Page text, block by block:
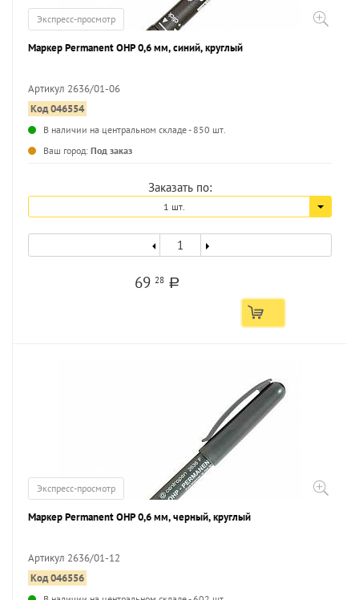
Экспресс-просмотр
Маркер Permanent OHP 0,6 мм, синий, круглый
Артикул 2636/01-06
Код 046554
В наличии на центральном складе - 850 шт.
Ваш город: Под заказ
Заказать по:
1 шт.
6928 a
Экспресс-просмотр
Маркер Permanent OHP 0,6 мм, черный, круглый
Артикул 2636/01-12
Код 046556